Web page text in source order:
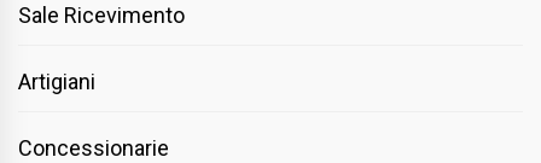
Sale Ricevimento
Artigiani
Concessionarie